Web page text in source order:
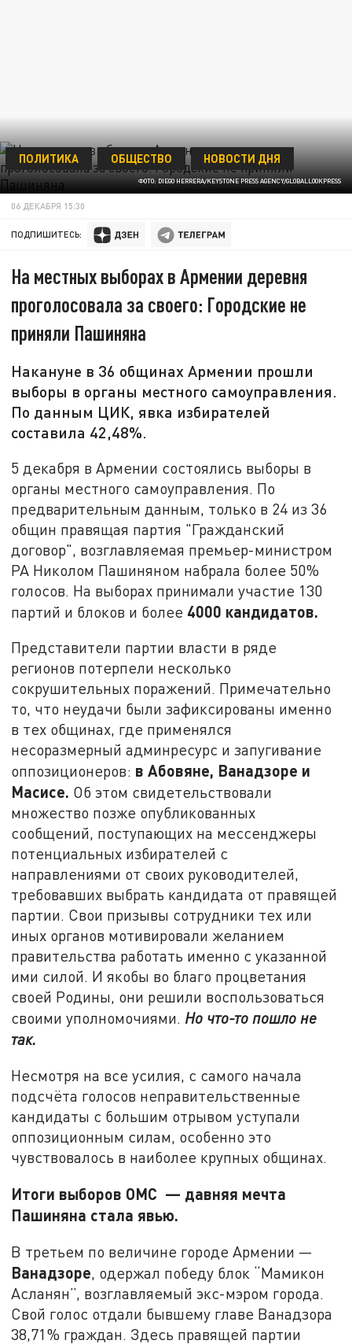
ФОТО: DIEGO HERRERA/KEYSTONE PRESS AGENCY/GLOBALLOOKPRESS
ПОЛИТИКА ОБЩЕСТВО НОВОСТИ ДНЯ
06 ДЕКАБРЯ 15:30
ПОДПИШИТЕСЬ:
На местных выборах в Армении деревня
проголосовала за своего: Городские не
приняли Пашиняна
Накануне в 36 общинах Армении прошли
выборы в органы местного самоуправления.
По данным ЦИК, явка избирателей
составила 42,48%.
5 декабря в Армении состоялись выборы в
органы местного самоуправления. По
предварительным данным, только в 24 из 36
общин правящая партия "Гражданский
договор", возглавляемая премьер-министром
РА Николом Пашиняном набрала более 50%
голосов. На выборах принимали участие 130
партий и блоков и более 4000 кандидатов.
Представители партии власти в ряде
регионов потерпели несколько
сокрушительных поражений. Примечательно
то, что неудачи были зафиксированы именно
в тех общинах, где применялся
несоразмерный админресурс и запугивание
оппозиционеров: в Абовяне, Ванадзоре и
Масисе. Об этом свидетельствовали
множество позже опубликованных
сообщений, поступающих на мессенджеры
потенциальных избирателей с
направлениями от своих руководителей,
требовавших выбрать кандидата от правящей
партии. Свои призывы сотрудники тех или
иных органов мотивировали желанием
правительства работать именно с указанной
ими силой. И якобы во благо процветания
своей Родины, они решили воспользоваться
своими уполномочиями. Но что-то пошло не
так.
Несмотря на все усилия, с самого начала
подсчёта голосов неправительственные
кандидаты с большим отрывом уступали
оппозиционным силам, особенно это
чувствовалось в наиболее крупных общинах.
Итоги выборов ОМС — давняя мечта
Пашиняна стала явью.
В третьем по величине городе Армении —
Ванадзоре , одержал победу блок “Мамикон
Асланян”, возглавляемый экс-мэром города.
Свой голос отдали бывшему главе Ванадзора
38,71% граждан. Здесь правящей партии